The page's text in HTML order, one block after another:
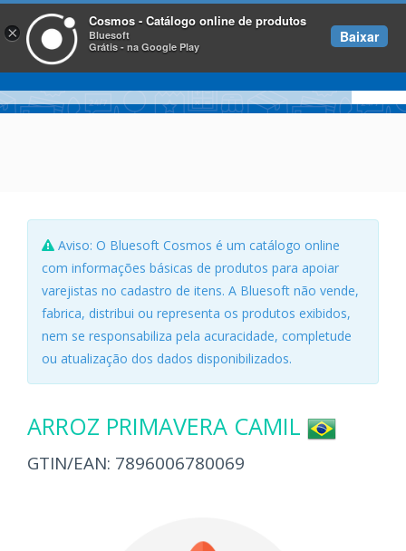
Aviso: O Bluesoft Cosmos é um catálogo online
com informações básicas de produtos para apoiar
varejistas no cadastro de itens. A Bluesoft não vende,
fabrica, distribui ou representa os produtos exibidos,
nem se responsabiliza pela acuracidade, completude
ou atualização dos dados disponibilizados.
ARROZ PRIMAVERA CAMIL
GTIN/EAN: 7896006780069
×
Cosmos - Catálogo online de produtos
Bluesoft
Grátis - na Google Play
Baixar